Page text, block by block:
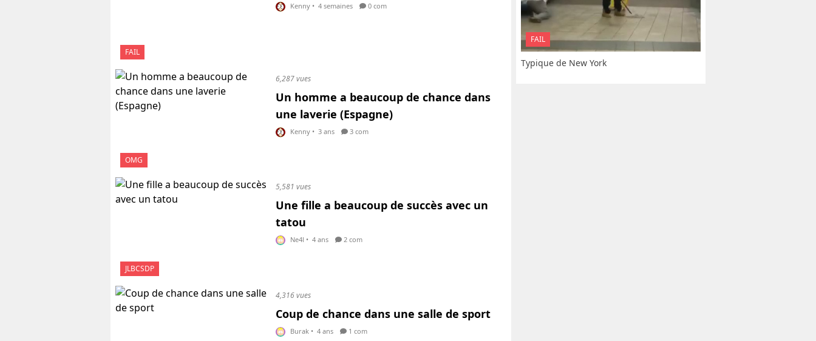
FAIL
Kenny • 4 semaines 0 com
OMG
6,287 vues
Un homme a beaucoup de chance dans
une laverie (Espagne)
Kenny • 3 ans 3 com
JLBCSDP
5,581 vues
Une fille a beaucoup de succès avec un
tatou
Ne4l • 4 ans 2 com
4,316 vues
Coup de chance dans une salle de sport
Burak • 4 ans 1 com
FAIL
Typique de New York